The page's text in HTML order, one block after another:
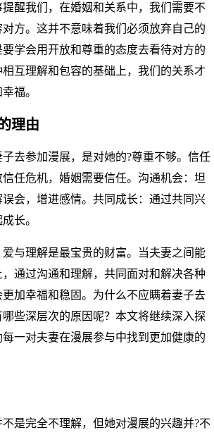
醒我们，在婚姻和关系中，我们需要不
方。这并不意味着我们必须放弃自己的
学会用开放和尊重的态度去看待对方的
互理解和包容的基础上，我们的关系才
福。
理由
去参加漫展，是对她的?尊重不够。信任
任危机，婚姻需要信任。沟通机会：坦
会，增进感情。共同成长：通过共同兴
长。
与理解是最宝贵的财富。当夫妻之间能
通过沟通和理解，共同面对和解决各种
加幸福和稳固。为什么不应瞒着妻子去
些深层次的原因呢？本文将继续深入探
一对夫妻在漫展参与中找到更加健康的
是完全不理解，但她对漫展的兴趣并?不